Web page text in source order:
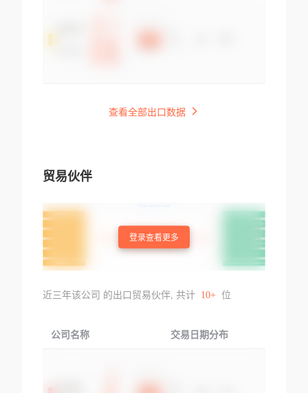
查看全部出口数据
贸易伙伴
登录查看更多
近三年该公司 的出口贸易伙伴, 共计 10+ 位
公司名称 交易日期分布